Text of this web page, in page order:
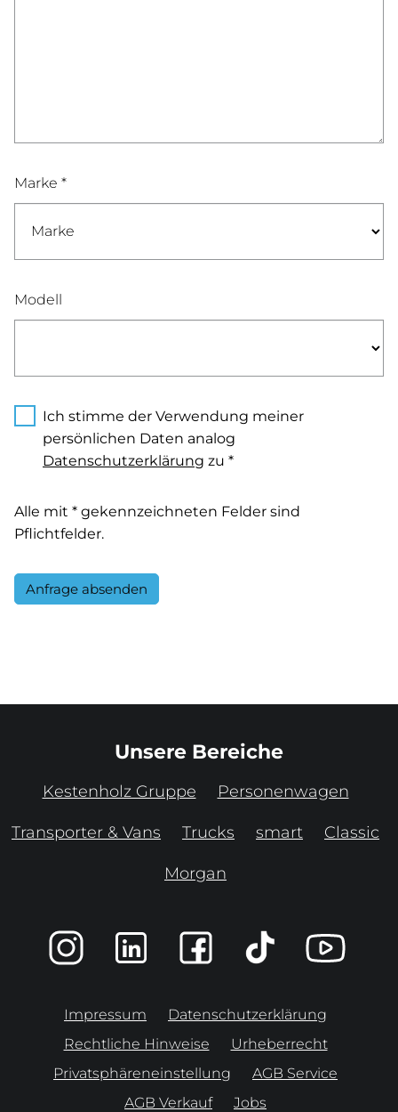
Marke *
Modell
Ich stimme der Verwendung meiner
persönlichen Daten analog
Datenschutzerklärung zu *
Alle mit * gekennzeichneten Felder sind
Pflichtfelder.
Anfrage absenden
Unsere Bereiche
Kestenholz Gruppe Personenwagen
Transporter & Vans Trucks smart Classic
Morgan
Impressum
Datenschutzerklärung
Rechtliche Hinweise
Urheberrecht
Privatsphäreneinstellung
AGB Service
AGB Verkauf
Jobs